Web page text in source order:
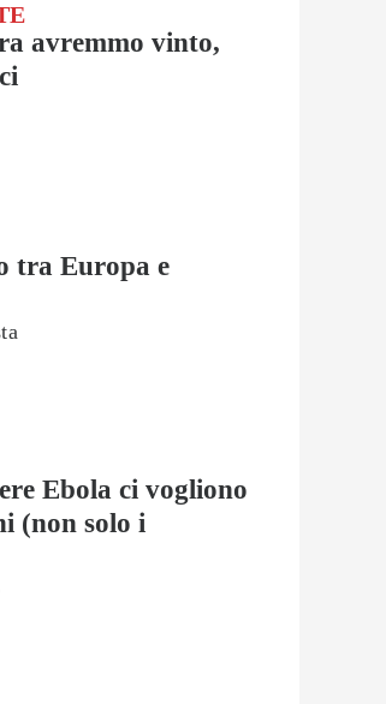
avremmo vinto,
tra Europa e
Ebola ci vogliono
(non solo i